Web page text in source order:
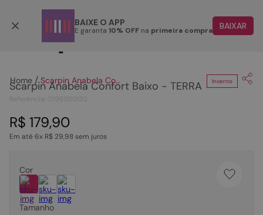
BAIXE O APP
E garanta 10% OFF na primeira compra BAIXAR
Scarpin Anabela Confort Baixo - TERRA Inverno
Scarpin Anabela Confort Baixo - TERRA
R$ 179,90
Em até6x R$ 29,98sem juros
Cor
Tamanho
2º
tenis
4º
rasteira
tamanco
bolsa
sapatilha